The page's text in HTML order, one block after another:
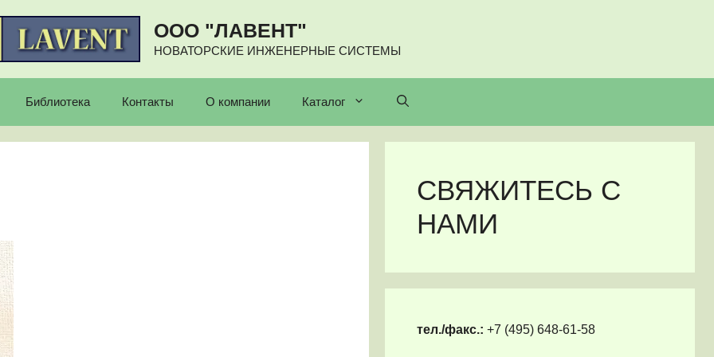
ООО "ЛАВЕНТ"
НОВАТОРСКИЕ ИНЖЕНЕРНЫЕ СИСТЕМЫ
Библиотека Контакты О компании Каталог
СВЯЖИТЕСЬ С
НАМИ
тел./факс.: +7 (495) 648-61-58